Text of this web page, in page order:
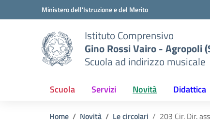
Vai ai contenuti
Vai al menu di navigazioneMinistero dell'Istruzione e del Merito
Istituto Comprensivo
Gino Rossi Vairo - Agropoli
Scuola ad indirizzo musicale
Scuola Servizi Novità Didattica
Home Novità Le circolari 203 Cir. Dir.